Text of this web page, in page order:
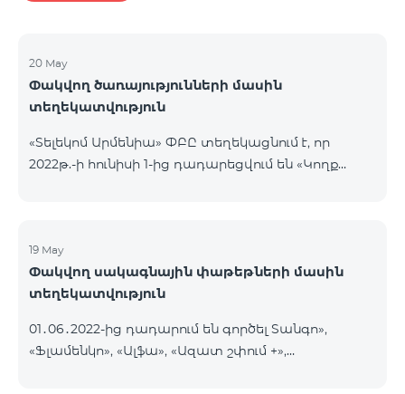
20 May
Փակվող ծառայությունների մասին
տեղեկատվություն
«Տելեկոմ Արմենիա» ՓԲԸ տեղեկացնում է, որ
2022թ.-ի հունիսի 1-ից դադարեցվում են «Կողք
երկարացման հնարավորությունը: Ինչպես նաև
դադարեցվում է «Սիրելի համարներ»
ծառայության նոր միացումները և գործողությունը։
19 May
Փակվող սակագնային փաթեթների մասին
տեղեկատվություն
01․06․2022-ից դադարում են գործել Տանգո»,
«Ֆլամենկո», «Ալֆա», «Ազատ շփում +»,